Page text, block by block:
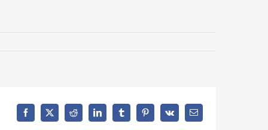
Facebook
X Reddit LinkedInTumblrPinterest
Vk Email